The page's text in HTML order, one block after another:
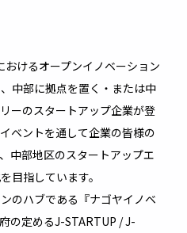
おけるオープンイノベーション
中部に拠点を置く・または中
ーのスタートアップ企業が登
ベントを通して企業の皆様の
中部地区のスタートアップエ
目指しています。
のハブである『ナゴヤイノベ
の定めるJ-STARTUP / J-